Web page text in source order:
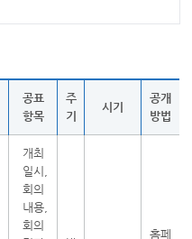
공표
항목
주
기
시기
공개
방법
개최
일시,
회의
내용,
회의
홈페